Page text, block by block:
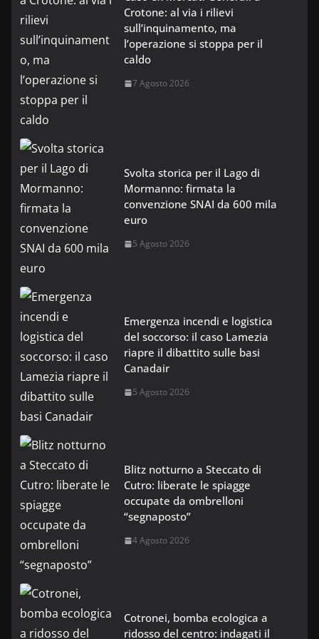
Crotone: al via i rilievi
sull’inquinamento, ma
l’operazione si stoppa per il
caldo
7 Agosto 2026
Svolta storica per il Lago di
Mormanno: firmata la
convenzione SNAI da 600 mila
euro
5 Agosto 2026
Emergenza incendi e logistica
del soccorso: il caso Lamezia
riapre il dibattito sulle basi
Canadair
5 Agosto 2026
Blitz notturno a Steccato di
Cutro: liberate le spiagge
occupate da ombrelloni
“segnaposto”
4 Agosto 2026
Cotronei, bomba ecologica a
ridosso del centro: indagati il